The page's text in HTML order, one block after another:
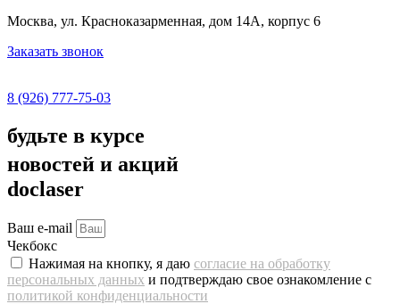
Москва, ул. Красноказарменная, дом 14А, корпус 6
Заказать звонок
8 (926) 777-75-03
будьте в курсе
новостей и акций
doclaser
Ваш e-mail
Чекбокс
Нажимая на кнопку, я даю согласие на обработку
персональных данных и подтверждаю свое ознакомление с
политикой конфиденциальности